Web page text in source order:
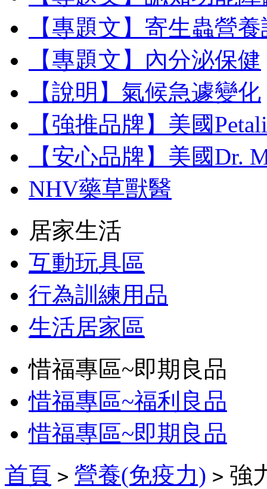
【專題文】寄生蟲營
【專題文】內分泌保健
【說明】氣候急遽變化
【強推品牌】美國
【安心品牌】美國Dr.
NHV藥草獸醫
居家生活
互動玩具區
行為訓練用品
生活居家區
惜福專區~即期良品
惜福專區~福利良品
惜福專區~即期良品
首頁 > 營養(免疫力) > 強